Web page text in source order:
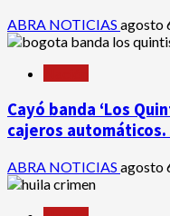
ABRA NOTICIAS agosto
Cayó banda ‘Los
cajeros
ABRA NOTICIAS agosto